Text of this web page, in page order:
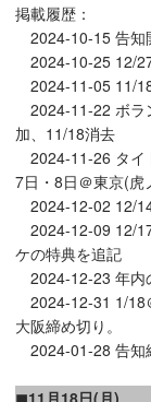
掲載履歴：
2024-10-15 告知
2024-10-25 12/
2024-11-05 11/
2024-11-22 ボラ
加、11/18消去
2024-11-26 タイ
7日・8日＠東京(
2024-12-02 12/
2024-12-09 12/
ケの特典を追記
2024-12-23 年内
2024-12-31 1/18
大阪締め切り。
2024-01-28 告知